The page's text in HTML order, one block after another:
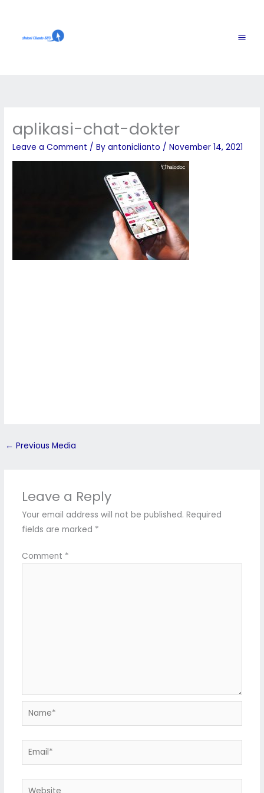
content
aplikasi-chat-dokter
Leave a Comment / Byantoniclianto /November 14, 2021
← Previous Media
Leave a Reply
Your email address will not be published. Required
fields are marked *
Comment *
Name*
Email*
Website